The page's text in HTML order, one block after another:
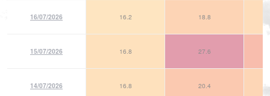
16/07/2026 16.2 18.8
15/07/2026 16.8 27.6
14/07/2026 16.8 20.4